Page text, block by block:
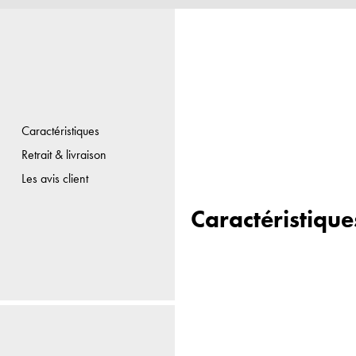
Caractéristiques
Retrait & livraison
Les avis client